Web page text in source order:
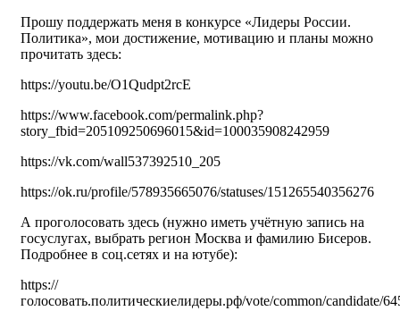
Прошу поддержать меня в конкурсе «Лидеры России.
Политика», мои достижение, мотивацию и планы можно
прочитать здесь:
https://youtu.be/O1Qudpt2rcE
https://www.facebook.com/permalink.php?
story_fbid=205109250696015&id=100035908242959
https://vk.com/wall537392510_205
https://ok.ru/profile/578935665076/statuses/151265540356276
А проголосовать здесь (нужно иметь учётную запись на
госуслугах, выбрать регион Москва и фамилию Бисеров.
Подробнее в соц.сетях и на ютубе):
https://
голосовать.политическиелидеры.рф/vote/common/candidate/